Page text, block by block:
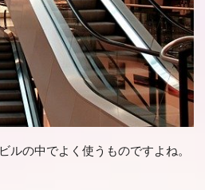
ルの中でよく使うものですよね。